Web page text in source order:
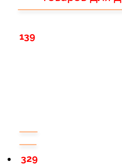
139
329